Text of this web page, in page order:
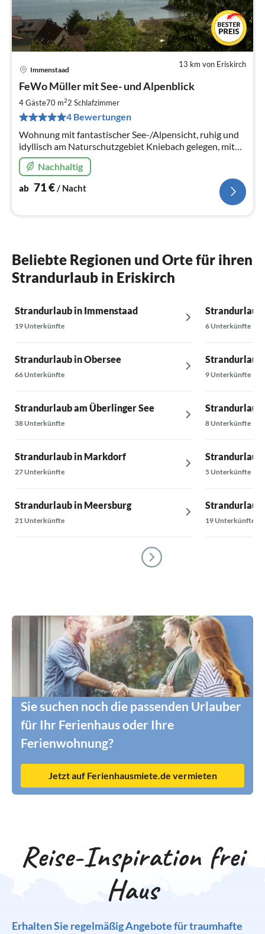
13 km von Eriskirch
Immenstaad
FeWo Müller mit See- und Alpenblick
4 Gäste70 m22 Schlafzimmer
4 Bewertungen
Wohnung mit fantastischer See-/Alpensicht, ruhig und
idyllisch am Naturschutzgebiet Kniebach gelegen, mit
überdachtem, sonnigem Südwestbalkon
Nachhaltig
ab 71€ / Nacht
Beliebte Regionen und Orte für ihren
Strandurlaub in Eriskirch
Strandurlaub in Immenstaad
19 Unterkünfte
Strandurlaub in Obersee
66 Unterkünfte
Strandurlaub am Überlinger See
38 Unterkünfte
Strandurlaub in Markdorf
27 Unterkünfte
Strandurlaub in Meersburg
21 Unterkünfte
Strandurlaub
6 Unterkünfte
9 Unterkünfte
Strandurlaub
8 Unterkünfte
Strandurlaub
5 Unterkünfte
Strandurlaub
19 Unterkünfte
Sie suchen noch die passenden Urlauber
für Ihr Ferienhaus oder Ihre
Ferienwohnung?
Jetzt auf Ferienhausmiete.de vermieten
Reise-Inspiration frei
Haus
Erhalten Sie regelmäßig Angebote für traumhafte